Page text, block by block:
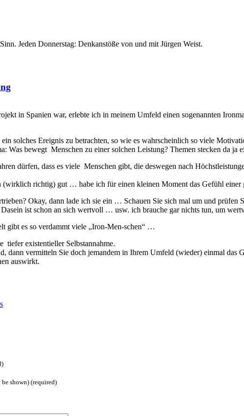
Jeden Donnerstag: Denkanstöße von und mit Jürgen Weist.
in Spanien war, erlebte ich in meinem Umfeld einen sogenannten
solches Ereignis zu betrachten, so wie es wahrscheinlich so viele
Was bewegt Menschen zu einer solchen Leistung? Themen stecken da ja
dürfen, dass es viele Menschen gibt, die deswegen nach
(wirklich richtig) gut … habe ich für einen kleinen Moment das Gefühl einer
Okay, dann lade ich sie ein … Schauen Sie sich mal um und
ist schon an sich wertvoll … usw. ich brauche gar nichts tun, um
gibt es so verdammt viele „Iron-Men-schen“ …
tiefer existentieller Selbstannahme.
dann vermitteln Sie doch jemandem in Ihrem Umfeld (wieder) einmal das
auswirkt.
shown) (required)